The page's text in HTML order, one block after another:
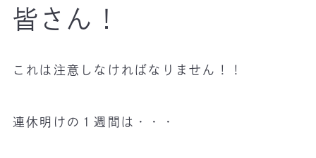
皆さん！
これは注意しなければなりません！！
連休明けの１週間は・・・